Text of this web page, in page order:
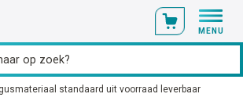
MENU
standaard uit voorraad leverbaar